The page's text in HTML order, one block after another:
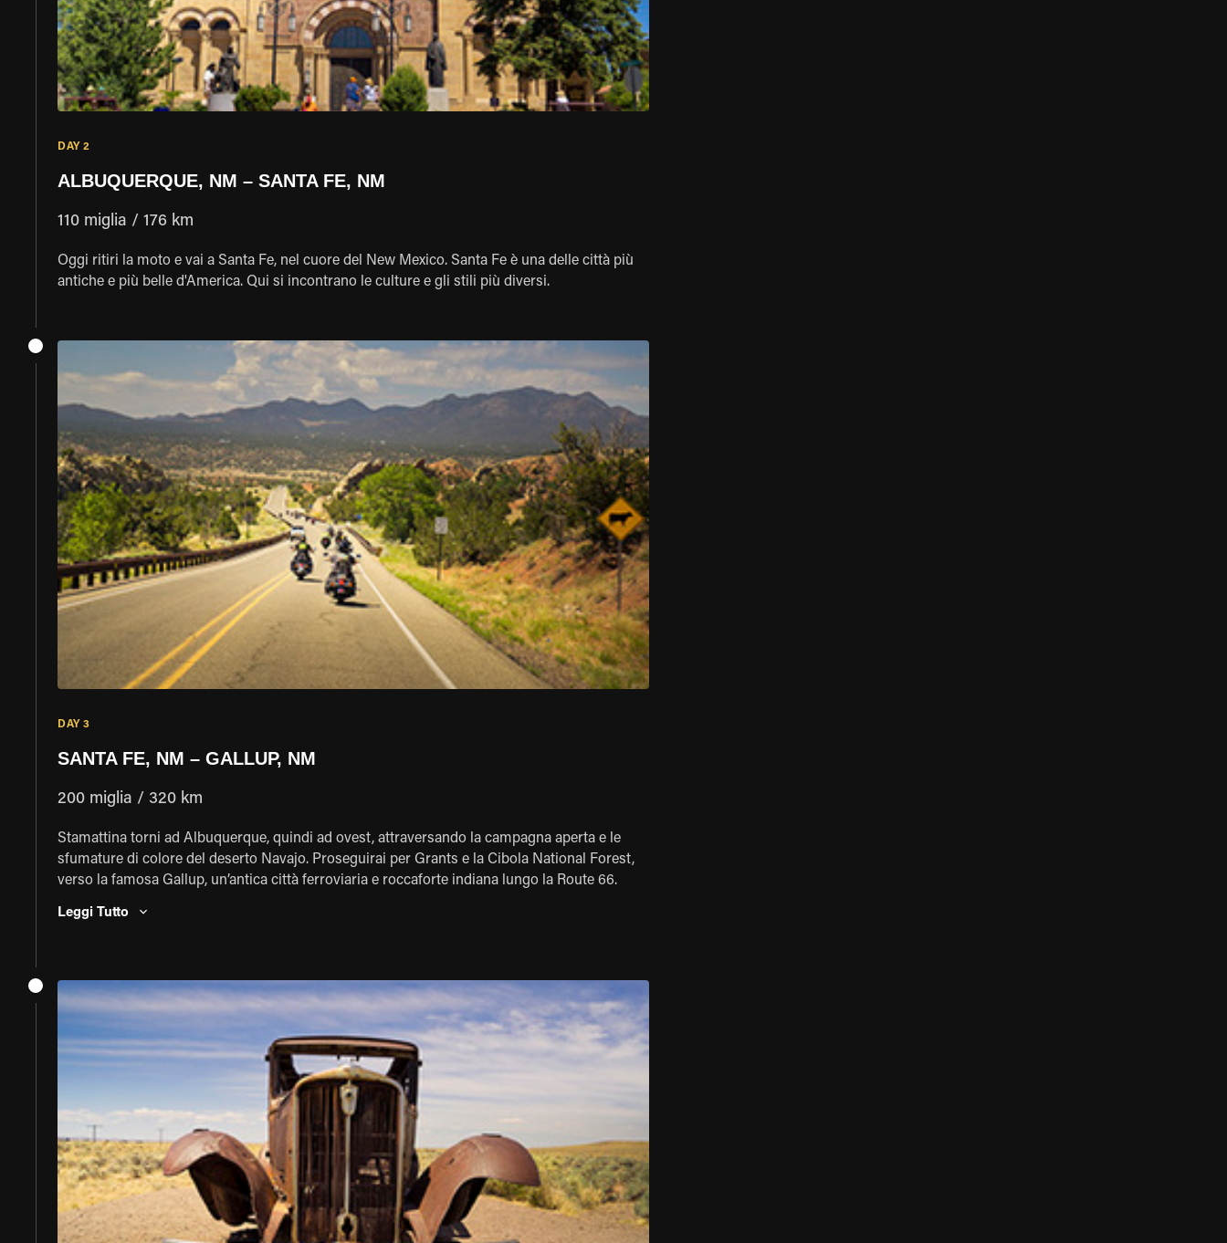
DAY 2
ALBUQUERQUE, NM – SANTA FE, NM
110 miglia / 176 km
Oggi ritiri la moto e vai a Santa Fe, nel cuore del New Mexico. Santa Fe è una delle città più
antiche e più belle d'America. Qui si incontrano le culture e gli stili più diversi.
DAY 3
SANTA FE, NM – GALLUP, NM
200 miglia / 320 km
Stamattina torni ad Albuquerque, quindi ad ovest, attraversando la campagna aperta e le
sfumature di colore del deserto Navajo. Proseguirai per Grants e la Cibola National Forest,
verso la famosa Gallup, un’antica città ferroviaria e roccaforte indiana lungo la Route 66.
incontrare tanti motociclisti provenienti da tutto il mondo di passaggio a Gallup.
Leggi Tutto